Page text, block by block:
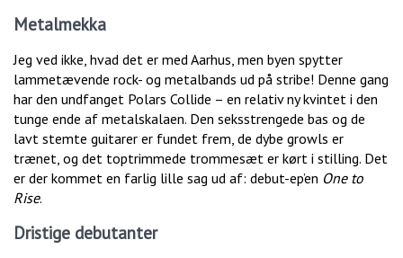
Metalmekka
Jeg ved ikke, hvad det er med Aarhus, men byen spytter
lammetævende rock- og metalbands ud på stribe! Denne gang
har den undfanget Polars Collide – en relativ ny kvintet i den
tunge ende af metalskalaen. Den seksstrengede bas og de
lavt stemte guitarer er fundet frem, de dybe growls er
trænet, og det toptrimmede trommesæt er kørt i stilling. Det
er der kommet en farlig lille sag ud af: debut-ep’en One to
Rise.
Dristige debutanter